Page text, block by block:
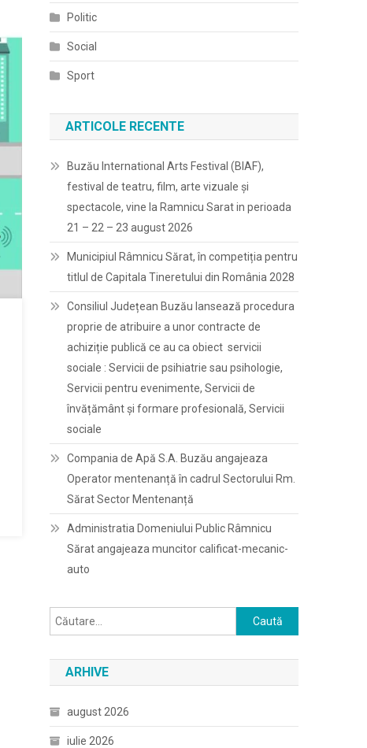
Politic
Social
Sport
ARTICOLE RECENTE
Buzău International Arts Festival (BIAF),
festival de teatru, film, arte vizuale și
spectacole, vine la Ramnicu Sarat in perioada
21 – 22 – 23 august 2026
Municipiul Râmnicu Sărat, în competiția pentru
titlul de Capitala Tineretului din România 2028
Consiliul Județean Buzău lansează procedura
proprie de atribuire a unor contracte de
achiziție publică ce au ca obiect servicii
sociale : Servicii de psihiatrie sau psihologie,
Servicii pentru evenimente, Servicii de
învățământ și formare profesională, Servicii
sociale
Compania de Apă S.A. Buzău angajeaza
Operator mentenanță în cadrul Sectorului Rm.
Sărat Sector Mentenanță
Administratia Domeniului Public Râmnicu
Sărat angajeaza muncitor calificat-mecanic-
auto
Caută
după:
ARHIVE
august 2026
iulie 2026